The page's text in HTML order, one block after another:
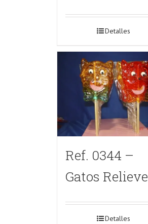
Detalles
Ref. 0344 –
Gatos Relieve
Detalles